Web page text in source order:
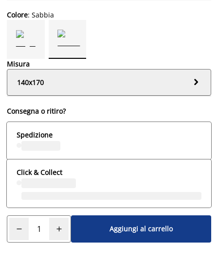
Colore: Sabbia
Misura
140x170

Consegna o ritiro?
Spedizione
Click & Collect
Aggiungi al carrello